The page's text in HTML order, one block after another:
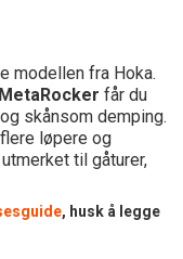
modellen fra Hoka.
MetaRocker får du
skånsom demping.
løpere og
til gåturer,
, husk å legge